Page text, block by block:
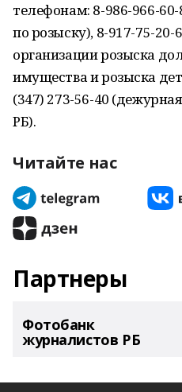
телефонам: 8-986-966-
по розыску), 8-917-75-
организации розыска
имущества и розыска
(347) 273-56-40
РБ).
Читайте нас
Партнеры
Фотобанк
журналистов РБ